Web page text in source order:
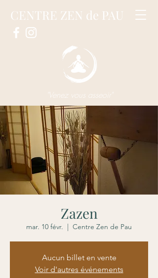
CENTRE ZEN de PAU
"Venez vous asseoir"
Zazen
mar. 10 févr.
  |
Centre Zen de Pau
Aucun billet en vente
Voir d'autres événements